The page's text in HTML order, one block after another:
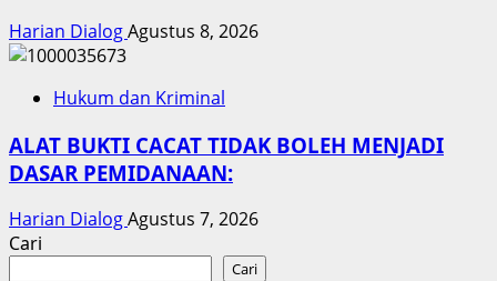
Harian DialogAgustus 8, 2026
Hukum dan Kriminal
ALAT BUKTI CACAT TIDAK BOLEH MENJADI
DASAR PEMIDANAAN:
Harian DialogAgustus 7, 2026
Cari
Cari